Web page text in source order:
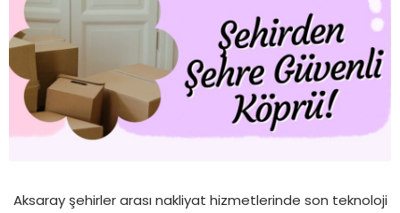
Aksaray şehirler arası nakliyat hizmetlerinde son teknoloji